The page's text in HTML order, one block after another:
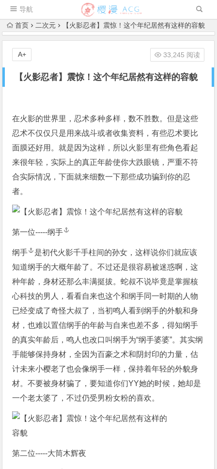
导航
首页 二次元 【火影忍者】震惊！这个年纪居然有这样的容貌
【火影忍者】震惊！这个年纪居然有这样的容貌
33,245 阅读
A+
在火影的世界里，忍术多种多样，数不胜数。但是这些
忍术不仅仅只是用来战斗或者收集资料，有些忍术要比
面膜还好用。就是因为这样，所以火影里有些角色看起
来很年轻，实际上的真正年龄使你大跌眼镜，严重不符
合实际情况，下面就来细数一下那些成功骗到你的忍
者。
第一位-----纲手
纲手
是初代火影千手柱间的孙女，这样说你们就应该
知道纲手的大概年龄了。不过还是很容易被迷惑啊，这
种年龄，身材还那么丰满挺拔。蛇叔不说毕竟是掌握核
心科技的男人，看看自来也这个和纲手同一时期的人物
已经变成了奇怪大叔了，当初鸣人看到纲手的外貌和身
材，也难以置信纲手的年龄与自来也差不多，得知纲手
的真实年龄后，鸣人也改口叫纲手为“纲手婆婆”。其实纲
手能够保持身材，全因为百豪之术和阴封印的力量，估
计未来小樱老了也会像纲手一样，保持着年轻的外貌身
材。不要被身材骗了，要知道你们YY她的时候，她却是
一个老太婆了，不过仍受男粉女粉的喜欢。
第二位-----大筒木辉夜